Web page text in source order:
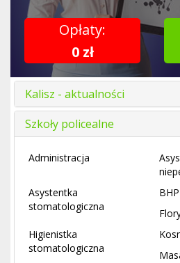
Opłaty:
0 zł
Kalisz - aktualności
Szkoły policealne
Administracja
Asystentka
stomatologiczna
BHP
Higienistka
stomatologiczna